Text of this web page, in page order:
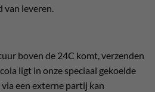
van leveren.
boven de 24C komt, verzenden
ligt in onze speciaal gekoelde
een externe partij kan